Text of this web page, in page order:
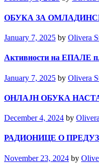
ОБУКА ЗА
January 7, 2025 by Olivera
Активности на ЕПАЛЕ
January 7, 2025 by Olivera
ОНЛАЈН ОБУКА
December 4, 2024 by
РАДИОНИЦЕ О
November 23, 2024 by